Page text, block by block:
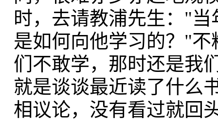
时，去请教浦先生："
是如何向他学习的？"
们不敢学，那时还是我
就是谈谈最近读了什么
相议论，没有看过就回